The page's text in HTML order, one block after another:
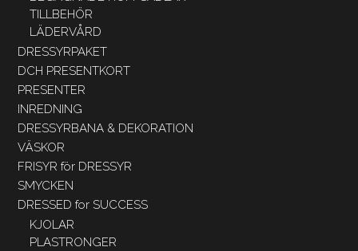
TILLBEHÖR
LÄDERVÅRD
DRESSYRPAKET
DCH PRESENTKORT
PRESENTER
INREDNING
DRESSYRBANA & DEKORATION
VÄSKOR
FRISYR för DRESSYR
SMYCKEN
DRESSED for SUCCESS
KJOLAR
PLASTRONGER